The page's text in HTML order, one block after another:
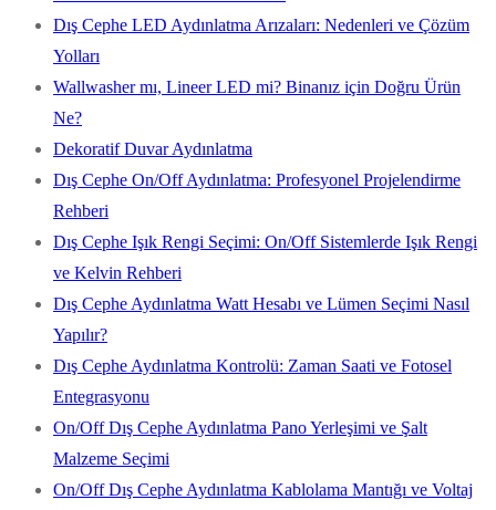
Dış Cephe LED Aydınlatma Arızaları: Nedenleri ve Çözüm
Yolları
Wallwasher mı, Lineer LED mi? Binanız için Doğru Ürün
Ne?
Dekoratif Duvar Aydınlatma
Dış Cephe On/Off Aydınlatma: Profesyonel Projelendirme
Rehberi
Dış Cephe Işık Rengi Seçimi: On/Off Sistemlerde Işık Rengi
ve Kelvin Rehberi
Dış Cephe Aydınlatma Watt Hesabı ve Lümen Seçimi Nasıl
Yapılır?
Dış Cephe Aydınlatma Kontrolü: Zaman Saati ve Fotosel
Entegrasyonu
On/Off Dış Cephe Aydınlatma Pano Yerleşimi ve Şalt
Malzeme Seçimi
On/Off Dış Cephe Aydınlatma Kablolama Mantığı ve Voltaj